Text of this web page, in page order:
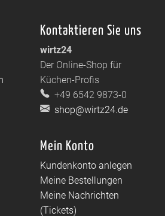
Kontaktieren Sie uns
wirtz24
Der Online-Shop für
Küchen-Profis
+49 6542 9873-0
shop@wirtz24.de
Mein Konto
Kundenkonto anlegen
Meine Bestellungen
Meine Nachrichten
(Tickets)